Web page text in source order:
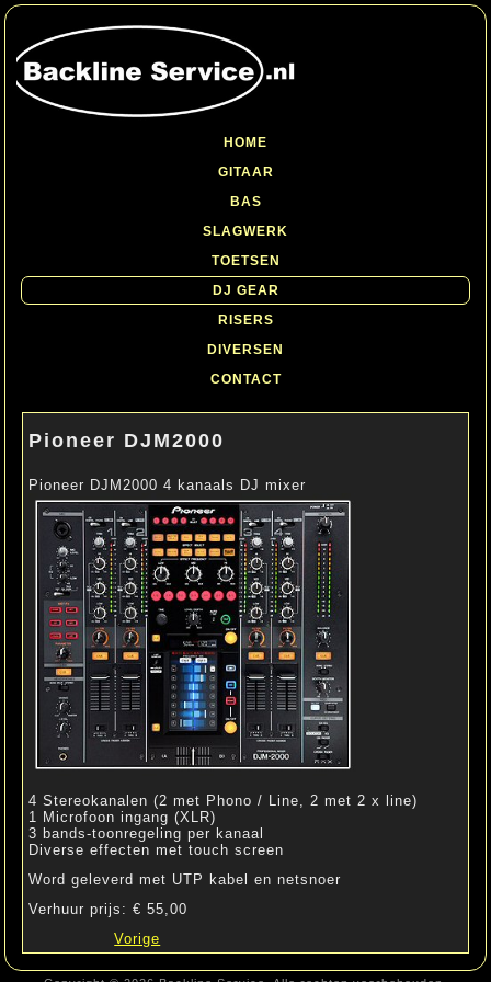
HOME
GITAAR
BAS
SLAGWERK
TOETSEN
DJ GEAR
RISERS
DIVERSEN
CONTACT
Pioneer DJM2000
Pioneer DJM2000 4 kanaals DJ mixer
4 Stereokanalen (2 met Phono / Line, 2 met 2 x line)
1 Microfoon ingang (XLR)
3 bands-toonregeling per kanaal
Diverse effecten met touch screen
Word geleverd met UTP kabel en netsnoer
Verhuur prijs: € 55,00
Vorige